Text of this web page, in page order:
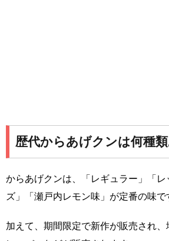
歴代からあげクンは何種
からあげクンは、「レギュラー」「
ズ」「瀬戸内レモン味」が定番の味で
加えて、期間限定で新作が販売され